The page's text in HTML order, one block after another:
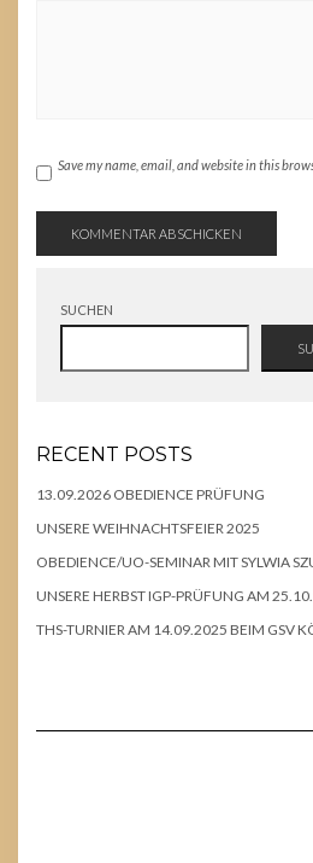
Save my name, email, and website in this
SUCHEN
RECENT POSTS
13.09.2026 OBEDIENCE PRÜFUNG
UNSERE WEIHNACHTSFEIER 2025
OBEDIENCE/UO-SEMINAR MIT SYLWIA
UNSERE HERBST IGP-PRÜFUNG AM
THS-TURNIER AM 14.09.2025 BEIM GSV